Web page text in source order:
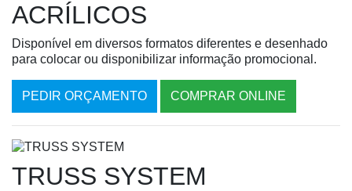
ACRÍLICOS
Disponível em diversos formatos diferentes e desenhado
para colocar ou disponibilizar informação promocional.
PEDIR ORÇAMENTO COMPRAR ONLINE
TRUSS SYSTEM